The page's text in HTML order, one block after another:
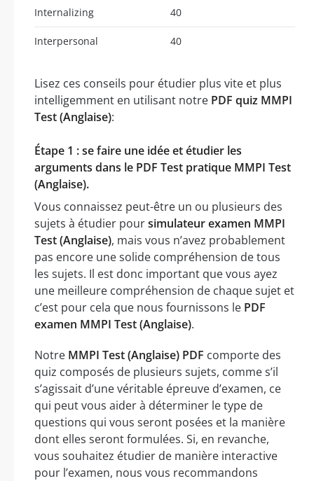
Internalizing 40
Interpersonal 40
Lisez ces conseils pour étudier plus vite et plus
intelligemment en utilisant notre PDF quiz MMPI
Test (Anglaise):
Étape 1 : se faire une idée et étudier les
arguments dans le PDF Test pratique MMPI Test
(Anglaise).
Vous connaissez peut-être un ou plusieurs des
sujets à étudier poursimulateur examen MMPI
Test (Anglaise), mais vous n’avez probablement
pas encore une solide compréhension de tous
les sujets. Il est donc important que vous ayez
une meilleure compréhension de chaque sujet et
c’est pour cela que nous fournissons le PDF
examen MMPI Test (Anglaise).
Notre MMPI Test (Anglaise) PDF comporte des
quiz composés de plusieurs sujets, comme s’il
s’agissait d’une véritable épreuve d’examen, ce
qui peut vous aider à déterminer le type de
questions qui vous seront posées et la manière
dont elles seront formulées. Si, en revanche,
vous souhaitez étudier de manière interactive
pour l’examen, nous vous recommandons